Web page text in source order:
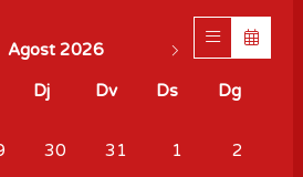
Agost 2026
Dj Dv Ds Dg
aquest mes
30 31 1 2